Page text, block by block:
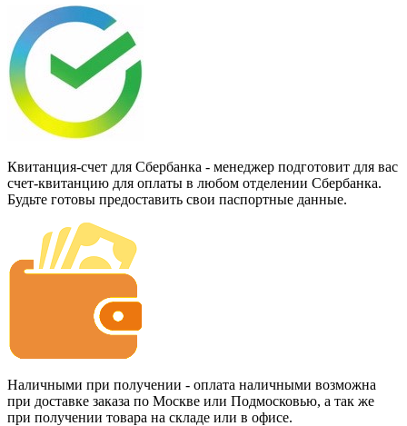
Квитанция-счет для Сбербанка - менеджер подготовит для вас
счет-квитанцию для оплаты в любом отделении Сбербанка.
Будьте готовы предоставить свои паспортные данные.
Наличными при получении - оплата наличными возможна
при доставке заказа по Москве или Подмосковью, а так же
при получении товара на складе или в офисе.